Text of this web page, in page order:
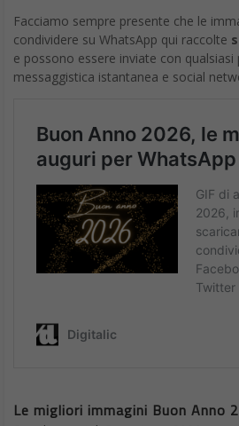
Facciamo sempre presente che le
condividere su WhatsApp qui raccolte
e possono essere inviate con
messaggistica istantanea e social
Le migliori immagini Buon Anno